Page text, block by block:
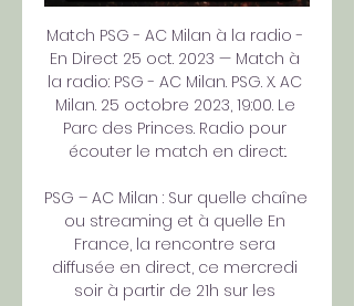
Match PSG - AC Milan à la radio -
En Direct 25 oct. 2023 — Match à
la radio: PSG - AC Milan. PSG. X. AC
Milan. 25 octobre 2023, 19:00. Le
Parc des Princes. Radio pour
écouter le match en direct:.
PSG – AC Milan : Sur quelle chaîne
ou streaming et à quelle En
France, la rencontre sera
diffusée en direct, ce mercredi
soir à partir de 21h sur les